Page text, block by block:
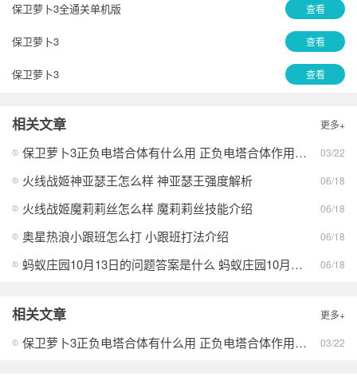
保卫萝卜3全通关单机版 查看
保卫萝卜3 查看
保卫萝卜3 查看
保卫萝卜3腾讯版
保卫萝卜3免费腾讯版 查看
保卫萝卜3免费安卓版 查看
保卫萝卜3无实名认证版安卓版 查看
保卫萝卜3
保卫萝卜3
相关文章 更多+
保卫萝卜3正负电塔合体有什么用 正负电塔合体作用介绍 03/22
火线战姬神亚瑟王怎么样 神亚瑟王强度解析 06/18
火线战姬魔莉莉丝怎么样 魔莉莉丝技能介绍 06/18
奥星热浪小跟班怎么打 小跟班打法介绍 06/18
蚂蚁庄园10月13日的问题答案是什么 蚂蚁庄园10月13日答案最新分享 06/18
相关文章 更多+
保卫萝卜3正负电塔合体有什么用 正负电塔合体作用介绍 03/22